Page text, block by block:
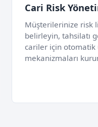
Cari Risk
Müşterilerinize risk
belirleyin, tahsilatı
cariler için otomatik
mekanizmaları